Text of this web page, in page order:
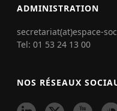
ADMINISTRATION
secretariat(at)espace-
Tel: 01 53 24 13 00
NOS RÉSEAUX